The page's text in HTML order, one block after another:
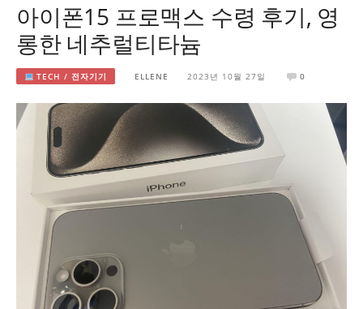
아이폰15 프로맥스 수령 후기, 영
롱한 네추럴티타늄
TECH / 전자기기 ELLENE 2023년 10월 27일 0